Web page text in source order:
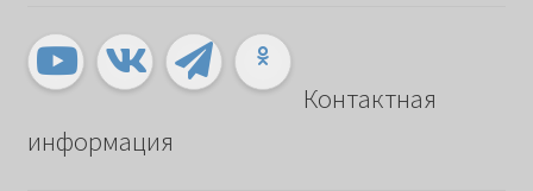
Контактная
информация